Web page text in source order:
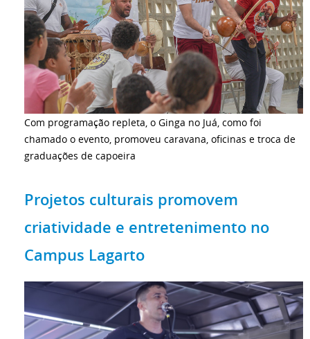
Com programação repleta, o Ginga no Juá, como foi
chamado o evento, promoveu caravana, oficinas e troca de
graduações de capoeira
Projetos culturais promovem
criatividade e entretenimento no
Campus Lagarto